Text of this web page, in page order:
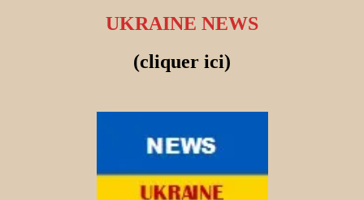
UKRAINE NEWS
(cliquer ici)